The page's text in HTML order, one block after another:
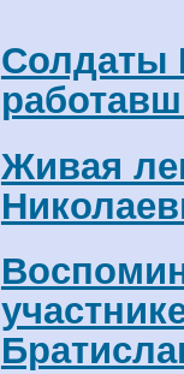
Солдаты
Живая